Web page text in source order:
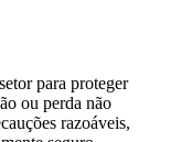
para proteger
ou perda não
razoáveis,